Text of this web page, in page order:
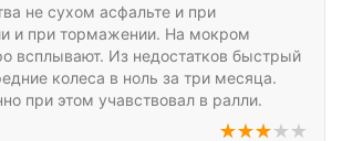
не сухом асфальте и при
и при тормажении. На мокром
всплывают. Из недостатков быстрый
колеса в ноль за три месяца.
при этом учавствовал в ралли.